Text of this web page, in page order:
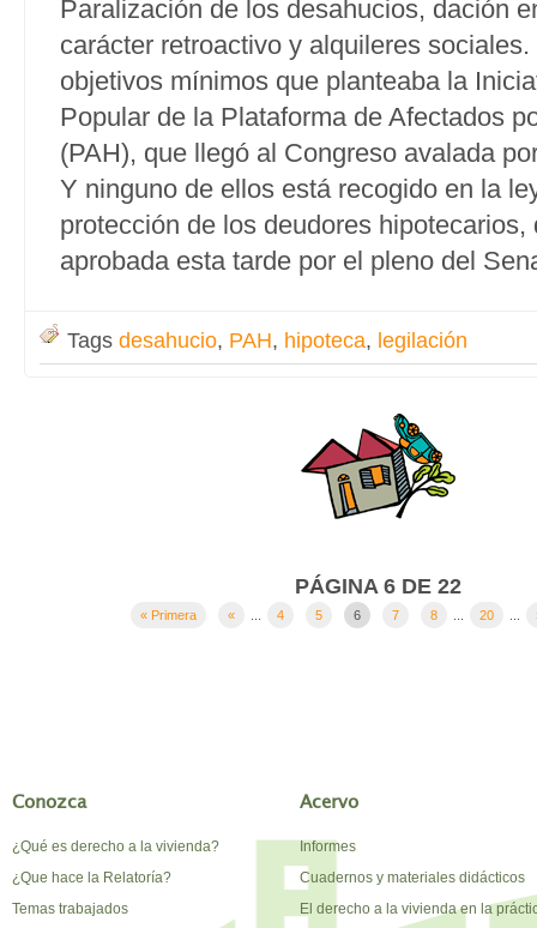
Paralización de los desahucios, dación
carácter retroactivo y alquileres
objetivos mínimos que planteaba la
Popular de la Plataforma de Afectados
(PAH), que llegó al Congreso avalada
Y ninguno de ellos está recogido en la
protección de los deudores hipotecarios,
aprobada esta tarde por el pleno del
Tags desahucio, PAH, hipoteca, legilación
PÁGINA 6 DE 22
« Primera « 4 5 6 7 8 20
Conozca
¿Qué es derecho a la vivienda?
¿Que hace la Relatoría?
Temas trabajados
Acervo
Informes
Cuadernos y materiales didácticos
El derecho a la vivienda en la